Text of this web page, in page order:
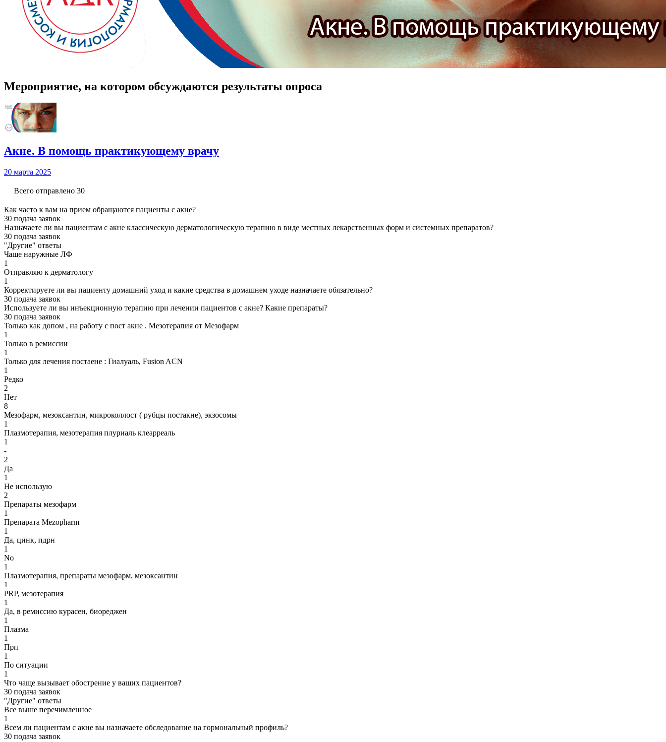
Мероприятие, на котором обсуждаются результаты опроса
Акне. В помощь практикующему врачу
20 марта 2025
Всего отправлено 30
Как часто к вам на прием обращаются пациенты с акне?
30 подача заявок
Назначаете ли вы пациентам с акне классическую дерматологическую терапию в виде местных лекарственных форм и системных препаратов?
30 подача заявок
"Другие" ответы
Чаще наружные ЛФ
1
Отправляю к дерматологу
1
Корректируете ли вы пациенту домашний уход и какие средства в домашнем уходе назначаете обязательно?
30 подача заявок
Используете ли вы инъекционную терапию при лечении пациентов с акне? Какие препараты?
30 подача заявок
Только как допом , на работу с пост акне . Мезотерапия от Мезофарм
1
Только в ремиссии
1
Только для лечения постаене : Гиалуаль, Fusion ACN
1
Редко
2
Нет
8
Мезофарм, мезоксантин, микроколлост ( рубцы постакне), экзосомы
1
Плазмотерапия, мезотерапия плуриаль клеарреаль
1
-
2
Да
1
Не использую
2
Препараты мезофарм
1
Препарата Mezopharm
1
Да, цинк, пдрн
1
No
1
Плазмотерапия, препараты мезофарм, мезоксантин
1
PRP, мезотерапия
1
Да, в ремиссию курасен, биореджен
1
Плазма
1
Прп
1
По ситуации
1
Что чаще вызывает обострение у ваших пациентов?
30 подача заявок
"Другие" ответы
Все выше перечимленное
1
Всем ли пациентам с акне вы назначаете обследование на гормональный профиль?
30 подача заявок